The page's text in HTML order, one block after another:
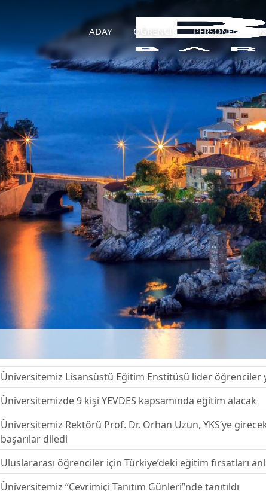
ADAY ÖĞRENCİ PERSONEL
Üniversitemiz Lisansüstü Eğitim Enstitüsü lider öğrenciler
Üniversitemizde 9 kişi YEVDES kapsamında eğitim alacak
Üniversitemiz Rektörü Prof. Dr. Orhan Uzun, YKS’ye
başarılar diledi
Uluslararası öğrenciler için Türkiye’deki eğitim fırsatları
Üniversitemiz “Çevrimiçi Tanıtım Günleri”nde tanıtıldı